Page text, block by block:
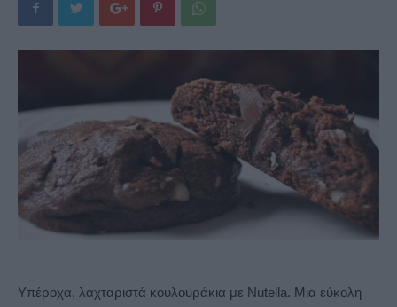
Υπέροχα, λαχταριστά κουλουράκια με Nutella. Μια εύκολη